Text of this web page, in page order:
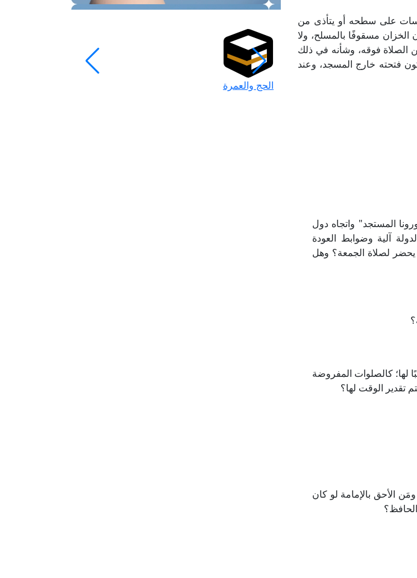
على سطحه أو يتأذى من
الخزان مسقوفًا بالمسلح، ولا
الصلاة فوقه، وشأنه في ذلك
فتحته خارج المسجد، وعند
المستجد" واتجاه دول
آلية وضوابط العودة
يحضر لصلاة الجمعة؟ وهل
لها؛ كالصلوات المفروضة
تقدير الوقت لها؟
الأحق بالإمامة لو كان
الحج والعمرة